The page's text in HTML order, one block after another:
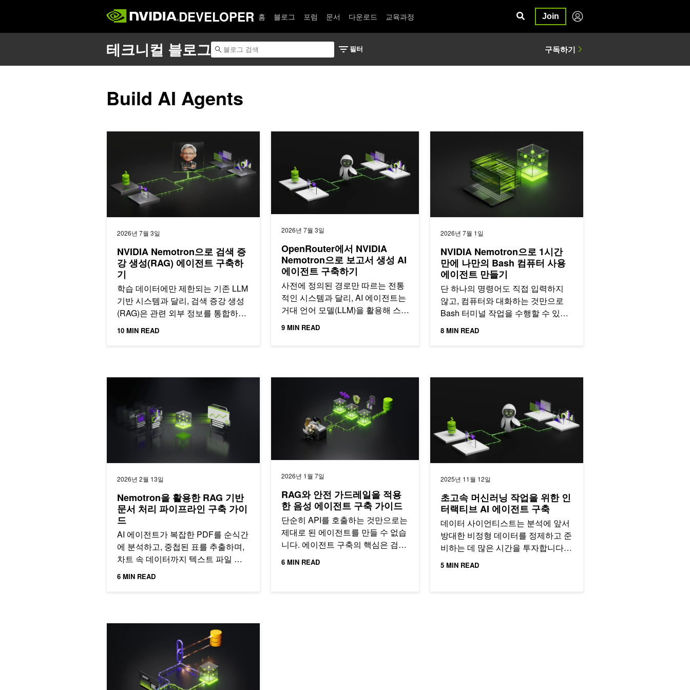
DEVELOPER 홈 블로그 포럼 문서 다운로드 교육과정 Join
Build AI Agents
2026년 7월 3일
NVIDIA Nemotron으로 검색 증
강 생성(RAG) 에이전트 구축하
기
학습 데이터에만 제한되는 기존 LLM
기반 시스템과 달리, 검색 증강 생성
(RAG)은 관련 외부 정보를 통합하여
텍스트 생성 품질을 향상시킵니다.
10 MIN READ
2026년 7월 3일
OpenRouter에서 NVIDIA
Nemotron으로 보고서 생성 AI
에이전트 구축하기
사전에 정의된 경로만 따르는 전통
적인 시스템과 달리, AI 에이전트는
거대 언어 모델(LLM)을 활용해 스
스로 의사결정을 내리고…
9 MIN READ
2026년 7월 1일
NVIDIA Nemotron으로 1시간
만에 나만의 Bash 컴퓨터 사용
에이전트 만들기
단 하나의 명령어도 직접 입력하지
않고, 컴퓨터와 대화하는 것만으로
Bash 터미널 작업을 수행할 수 있다
면 어떨까요?
8 MIN READ
2026년 2월 13일
Nemotron을 활용한 RAG 기반
문서 처리 파이프라인 구축 가이
드
AI 에이전트가 복잡한 PDF를 순식간
에 분석하고, 중첩된 표를 추출하며,
차트 속 데이터까지 텍스트 파일 읽
듯 자유자재로 시각화할 수 있다면…
6 MIN READ
2026년 1월 7일
RAG와 안전 가드레일을 적용
한 음성 에이전트 구축 가이드
단순히 API를 호출하는 것만으로는
제대로 된 에이전트를 만들 수 없습
니다. 에이전트 구축의 핵심은 검색
(Retrieval), 음성(Speech)…
6 MIN READ
2025년 11월 12일
초고속 머신러닝 작업을 위한 인
터랙티브 AI 에이전트 구축
데이터 사이언티스트는 분석에 앞서
방대한 비정형 데이터를 정제하고 준
비하는 데 많은 시간을 투자합니다.
이 과정에는 높은 수준의 프로그래밍
5 MIN READ
NVIDIA Nemotron으로 로그 분석용 자가 수정 멀티 에이전트 RAG 시스템 구축하기